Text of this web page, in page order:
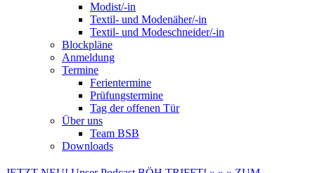
Modist/-in
Textil- und Modenäher/-in
Textil- und Modeschneider/-in
Blockpläne
Anmeldung
Termine
Ferientermine
Prüfungstermine
Tag der offenen Tür
Über uns
Team BSB
Downloads